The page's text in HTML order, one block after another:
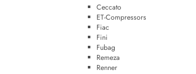
Ceccato
ET-Compressors
Fiac
Fini
Fubag
Remeza
Renner